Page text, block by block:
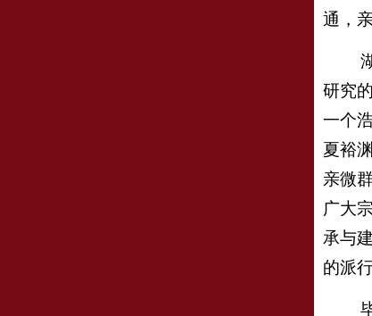
通，
研究
一个
夏裕
亲微
广大
承与
的派